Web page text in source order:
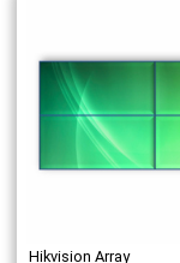
Hikvision Array